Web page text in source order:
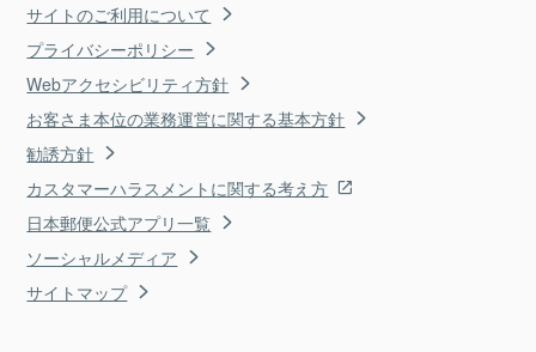
サイトのご利用について
プライバシーポリシー
Webアクセシビリティ方針
お客さま本位の業務運営に関する基本方針
勧誘方針
カスタマーハラスメントに関する考え方
日本郵便公式アプリ一覧
ソーシャルメディア
サイトマップ